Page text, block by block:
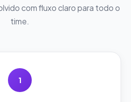
com fluxo claro para todo o
time.
1